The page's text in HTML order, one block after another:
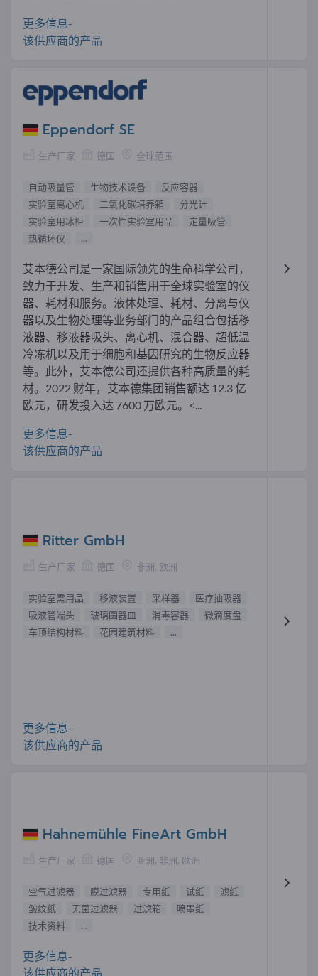
更多信息-
该供应商的产品
Eppendorf SE
生产厂家 德国 全球范围
自动吸量管 生物技术设备
反应容器
实验室离心机
二氧化碳培养箱
分光计
实验室用冰柜
一次性实验室用品
定量吸管
热循环仪
...
艾本德公司是一家国际领先的生命科学公司，
致力于开发、生产和销售用于全球实验室的仪
器、耗材和服务。液体处理、耗材、分离与仪
器以及生物处理等业务部门的产品组合包括移
液器、移液器吸头、离心机、混合器、超低温
冷冻机以及用于细胞和基因研究的生物反应器
等。此外，艾本德公司还提供各种高质量的耗
材。2022 财年，艾本德集团销售额达 12.3 亿
欧元，研发投入达 7600 万欧元。<...
更多信息-
该供应商的产品
Ritter GmbH
生产厂家 德国 非洲, 欧洲
实验室需用品 移液装置 采样器
医疗抽吸器
吸液管端头
玻璃圆器皿 消毒容器
微滴度盘
车顶结构材料
花园建筑材料 ...
更多信息-
该供应商的产品
Hahnemühle FineArt GmbH
生产厂家 德国 亚洲, 非洲, 欧洲
空气过滤器 膜过滤器 专用纸 试纸
滤纸
皱纹纸
无菌过滤器 过滤箱
喷墨纸
技术资料
...
更多信息-
该供应商的产品